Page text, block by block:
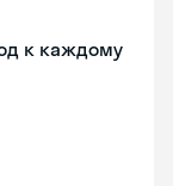
к каждому